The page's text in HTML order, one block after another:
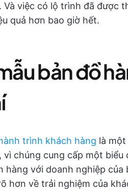
Và việc có lộ trình đã được
quả hơn bao giờ hết.
bản đồ
trình khách hàng là
vì chúng cung cấp một
hàng với doanh nghiệp
hơn về trải nghiệm của